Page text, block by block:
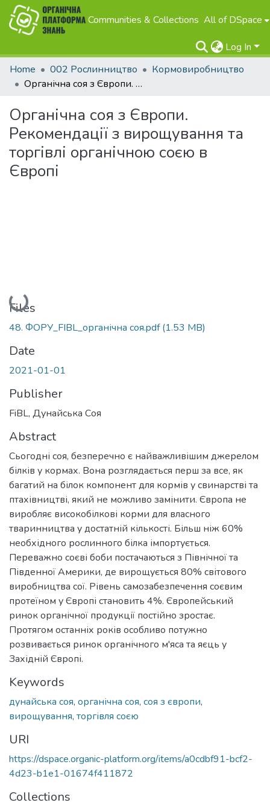
Communities & Collections All of DSpace
Log In
Home
002 Рослинництво
Кормовиробництво
Органічна соя з Європи. Рекомендації з вирощування та торгівлі органічною соєю в Європі
Органічна соя з Європи.
Рекомендації з вирощування та
торгівлі органічною соєю в
Європі
Loading...
Files
48. ФОРУ_FIBL_органічна соя.pdf(1.53 MB)
Date
2021-01-01
Publisher
FiBL, Дунайська Соя
Abstract
Сьогодні соя, безперечно є найважливішим джерелом
білків у кормах. Вона розглядається перш за все, як
багатий на білок компонент для кормів у свинарстві та
птахівництві, який не можливо замінити. Європа не
виробляє високобілкові корми для власного
тваринництва у достатній кількості. Більш ніж 60%
необхідного рослинного білка імпортується.
Переважно соєві боби постачаються з Північної та
Південної Америки, де вирощується 80% світового
виробництва сої. Рівень самозабезпечення соєвим
протеїном у Європі становить 4%. Європейський
ринок органічної продукції постійно зростає.
Протягом останніх років особливо потужно
розвивається ринок органічного м'яса та яєць у
Західній Європі.
Keywords
дунайська соя, органічна соя, соя з європи,
вирощування, торгівля соєю
URI
https://dspace.organic-platform.org/items/a0cdbf91-bcf2-
4d23-b1e1-01674f411872
Collections